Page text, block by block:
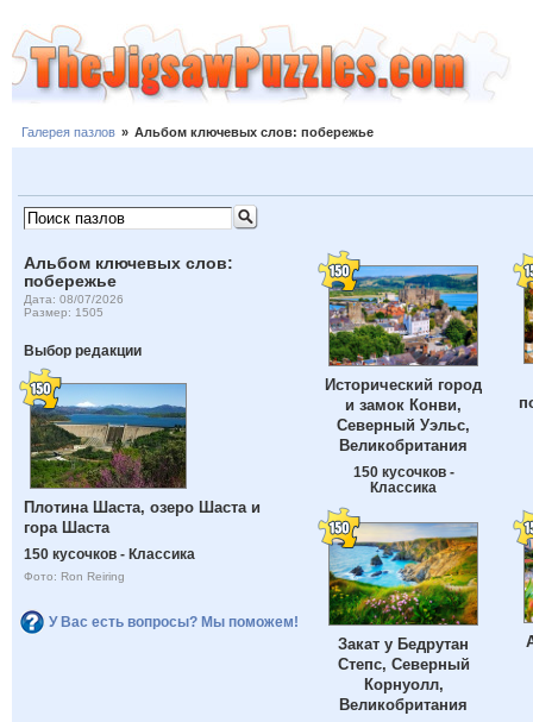
Галерея пазлов » Альбом ключевых слов: побережье
Альбом ключевых слов:
побережье
Дата: 08/07/2026
Размер: 1505
Выбор редакции
Плотина Шаста, озеро Шаста и
гора Шаста
150 кусочков - Классика
Фото: Ron Reiring
У Вас есть вопросы? Мы поможем!
Исторический город
и замок Конви,
Северный Уэльс,
Великобритания
150 кусочков -
Классика
Закат у Бедрутан
Степс, Северный
Корнуолл,
Великобритания